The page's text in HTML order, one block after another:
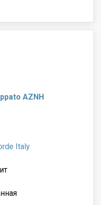
AZNH
Italy